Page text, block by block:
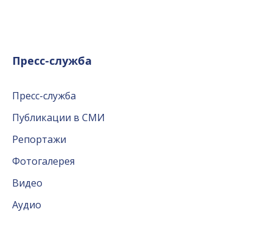
Пресс-служба
Пресс-служба
Публикации в СМИ
Репортажи
Фотогалерея
Видео
Аудио